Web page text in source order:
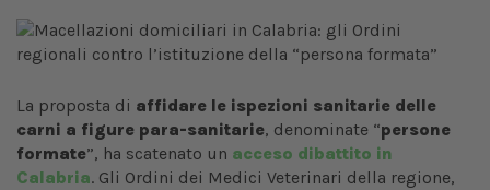
La proposta di affidare le ispezioni sanitarie delle
carni a figure para-sanitarie, denominate “persone
formate”, ha scatenato un acceso dibattito in
Calabria. Gli Ordini dei Medici Veterinari della regione,